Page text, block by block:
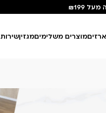
₪199
מוצרים משלימיםמגזיןשירות